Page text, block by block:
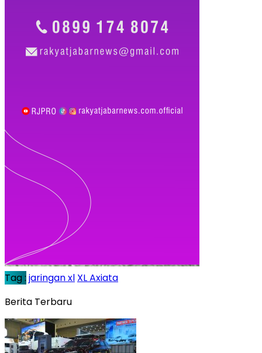
Tag : jaringan xl XL Axiata
Berita Terbaru